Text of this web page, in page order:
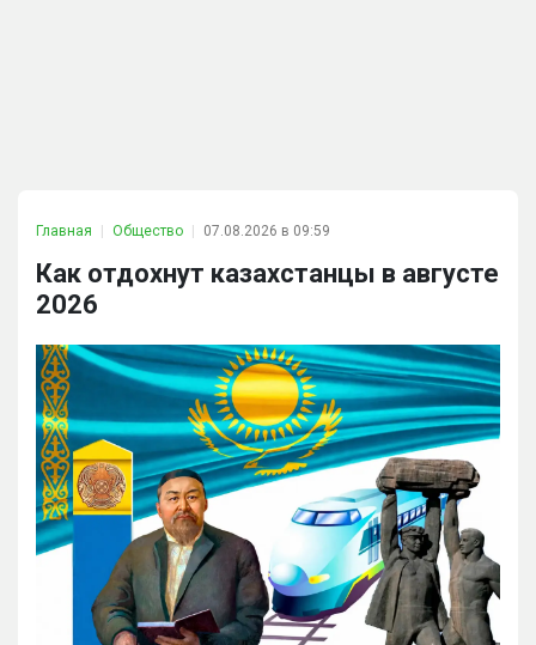
Главная Общество 07.08.2026 в 09:59
Как отдохнут казахстанцы в августе
2026